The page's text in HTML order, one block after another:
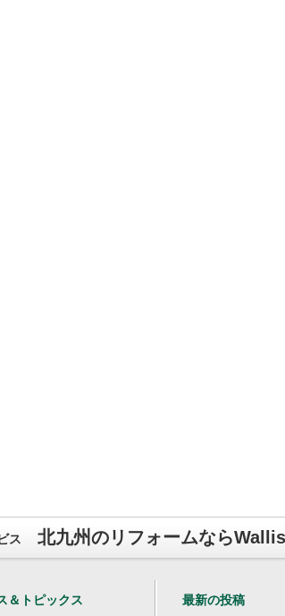
ス 北九州のリフォームなら
＆トピックス 最新の投稿